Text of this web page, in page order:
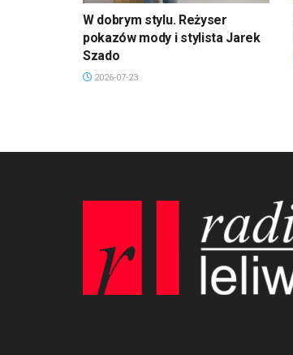
W dobrym stylu. Reżyser
pokazów mody i stylista Jarek
Szado
2026-07-23